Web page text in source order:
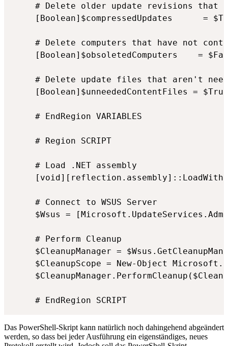
# Delete older update revisions that
[Boolean]$compressedUpdates      =
# Delete computers that have not
[Boolean]$obsoletedComputers    =
# Delete update files that aren't
[Boolean]$unneededContentFiles = $True
# EndRegion VARIABLES
# Region SCRIPT
# Load .NET assembly
# Connect to WSUS Server
$Wsus =
# Perform Cleanup
$CleanupManager =
$CleanupScope = New-Object
# EndRegion SCRIPT
Das PowerShell-Skript kann natürlich noch dahingehend abgeändert
werden, so dass bei jeder Ausführung ein eigenständiges, neues